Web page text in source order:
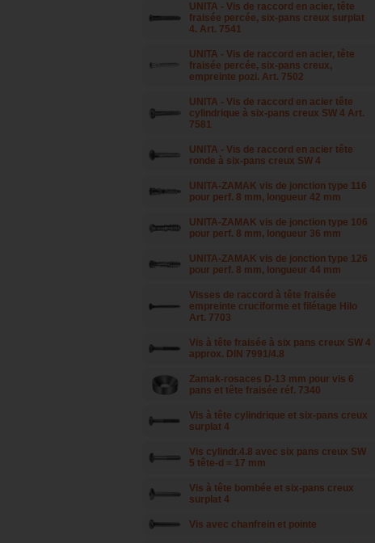
UNITA - Vis de raccord en acier, tête
fraisée percée, six-pans creux surplat
4. Art. 7541
UNITA - Vis de raccord en acier, tête
fraisée percée, six-pans creux,
empreinte pozi. Art. 7502
UNITA - Vis de raccord en acier tête
cylindrique à six-pans creux SW 4 Art.
7581
UNITA - Vis de raccord en acier tête
ronde à six-pans creux SW 4
UNITA-ZAMAK vis de jonction type 116
pour perf. 8 mm, longueur 42 mm
UNITA-ZAMAK vis de jonction type 106
pour perf. 8 mm, longueur 36 mm
UNITA-ZAMAK vis de jonction type 126
pour perf. 8 mm, longueur 44 mm
Visses de raccord à tête fraisée
empreinte cruciforme et filétage Hilo
Art. 7703
Vis à tête fraisée à six pans creux SW 4
approx. DIN 7991/4.8
Zamak-rosaces D-13 mm pour vis 6
pans et tête fraisée réf. 7340
Vis à tête cylindrique et six-pans creux
surplat 4
Vis cylindr.4.8 avec six pans creux SW
5 tête-d = 17 mm
Vis à tête bombée et six-pans creux
surplat 4
Vis avec chanfrein et pointe